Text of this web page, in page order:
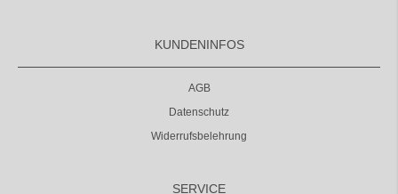
KUNDENINFOS
AGB
Datenschutz
Widerrufsbelehrung
SERVICE